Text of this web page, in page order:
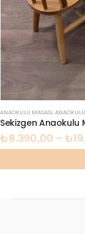
ANAOKULU MASASI,
₺8.390,00 –₺